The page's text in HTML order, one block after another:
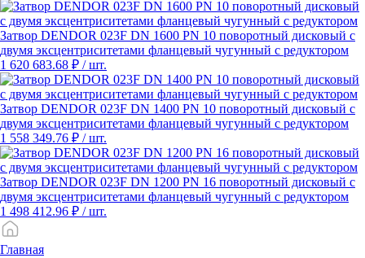
Затвор DENDOR 023F DN 1600 PN 10 поворотный дисковый c
двумя эксцентриситетами фланцевый чугунный с редуктором
1 620 683.68 ₽ / шт.
Затвор DENDOR 023F DN 1400 PN 10 поворотный дисковый c
двумя эксцентриситетами фланцевый чугунный с редуктором
1 558 349.76 ₽ / шт.
Затвор DENDOR 023F DN 1200 PN 16 поворотный дисковый c
двумя эксцентриситетами фланцевый чугунный с редуктором
1 498 412.96 ₽ / шт.
Главная